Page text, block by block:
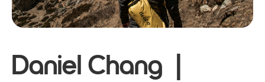
Daniel Chang |